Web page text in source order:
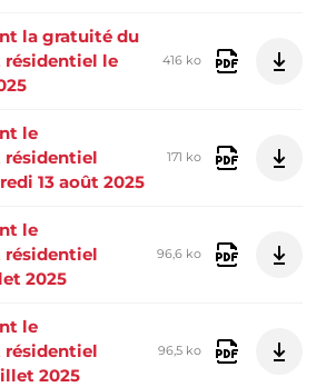
la gratuité du
le
416 ko
le
13 août 2025
171 ko
le
2025
96,6 ko
le
2025
96,5 ko